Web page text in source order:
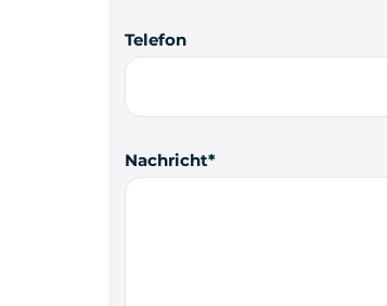
Telefon
Nachricht